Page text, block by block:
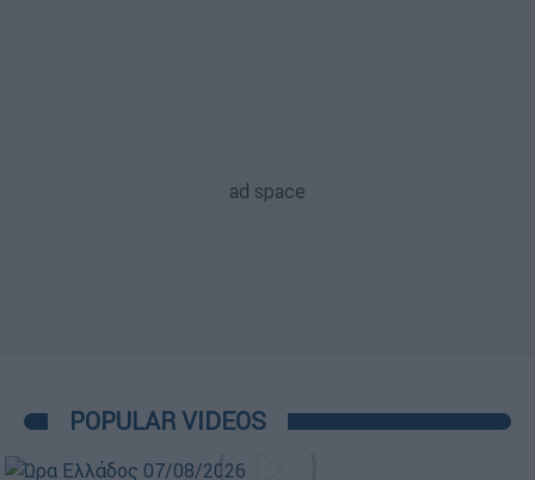
POPULAR VIDEOS